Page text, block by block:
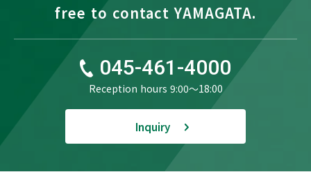
free to contact YAMAGATA.
045-461-4000
Reception hours 9:00〜18:00
Inquiry